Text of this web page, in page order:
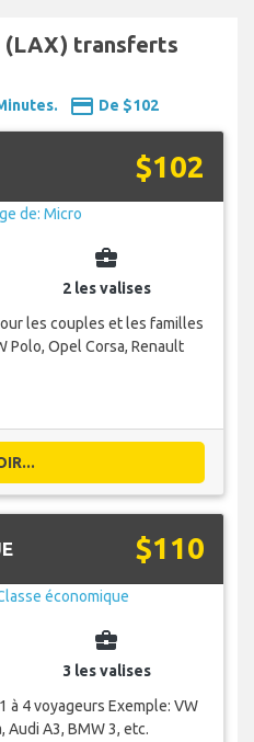
(LAX) transferts
payment De $102
$102
business_center
2 les valises
les couples et les familles
Polo, Opel Corsa, Renault
$110
business_center
3 les valises
à 4 voyageurs Exemple: VW
Audi A3, BMW 3, etc.